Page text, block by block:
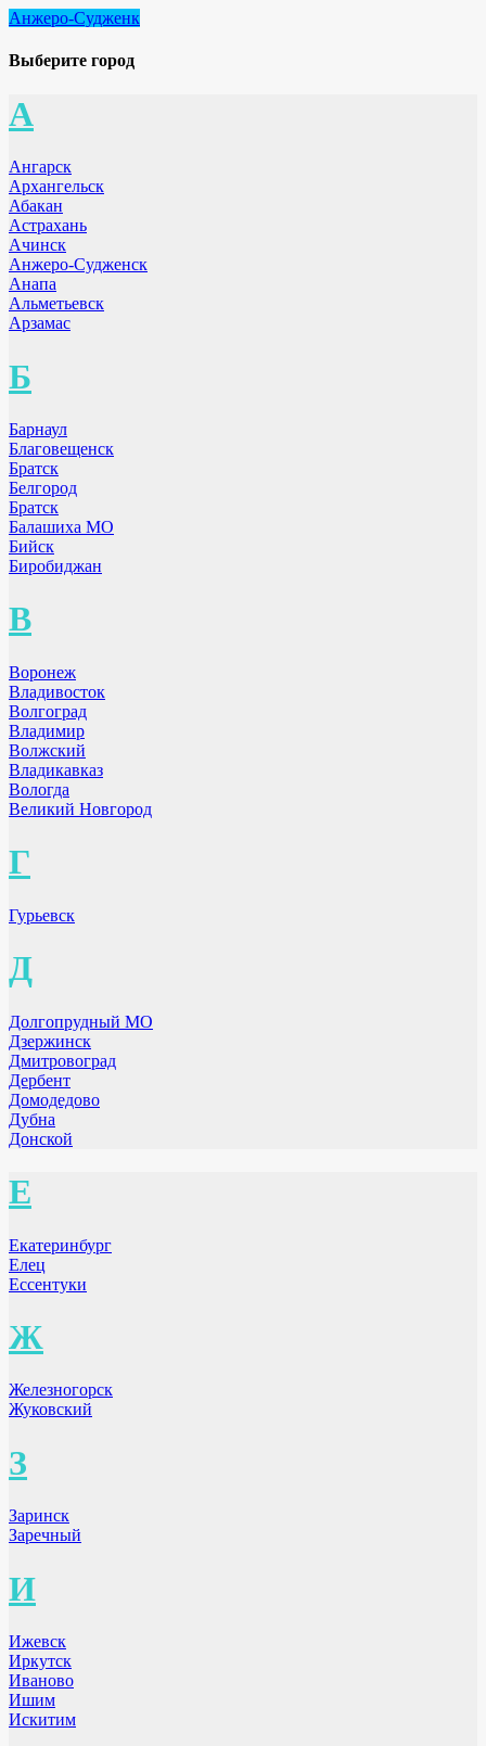
Анжеро-Судженк
Выберите город
А
Ангарск
Архангельск
Абакан
Астрахань
Ачинск
Анжеро-Судженск
Анапа
Альметьевск
Арзамас
Б
Барнаул
Благовещенск
Братск
Белгород
Братск
Балашиха МО
Бийск
Биробиджан
В
Воронеж
Владивосток
Волгоград
Владимир
Волжский
Владикавказ
Вологда
Великий Новгород
Г
Гурьевск
Д
Долгопрудный МО
Дзержинск
Дмитровоград
Дербент
Домодедово
Дубна
Донской
Е
Екатеринбург
Елец
Ессентуки
Ж
Железногорск
Жуковский
З
Заринск
Заречный
И
Ижевск
Иркутск
Иваново
Ишим
Искитим